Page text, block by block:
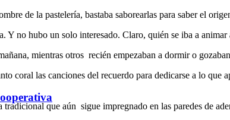
de la pastelería, bastaba saborearlas para saber el
Y no hubo un solo interesado. Claro, quién se iba a
mientras otros recién empezaban a dormir o
coral las canciones del recuerdo para dedicarse a lo
que aún sigue impregnado en las paredes de